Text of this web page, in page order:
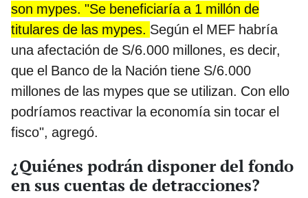
son mypes. "Se beneficiaría a 1 millón de
titulares de las mypes. Según el MEF habría
una afectación de S/6.000 millones, es decir,
que el Banco de la Nación tiene S/6.000
millones de las mypes que se utilizan. Con ello
podríamos reactivar la economía sin tocar el
fisco", agregó.
¿Quiénes podrán disponer del fondo
en sus cuentas de detracciones?